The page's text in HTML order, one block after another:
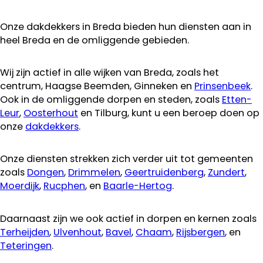
Onze dakdekkers in Breda bieden hun diensten aan in
heel Breda en de omliggende gebieden.
Wij zijn actief in alle wijken van Breda, zoals het
centrum, Haagse Beemden, Ginneken en Prinsenbeek.
Ook in de omliggende dorpen en steden, zoals Etten-
Leur, Oosterhout en Tilburg, kunt u een beroep doen op
onze dakdekkers.
Onze diensten strekken zich verder uit tot gemeenten
zoals Dongen, Drimmelen, Geertruidenberg, Zundert,
Moerdijk, Rucphen, en Baarle-Hertog.
Daarnaast zijn we ook actief in dorpen en kernen zoals
Terheijden, Ulvenhout, Bavel, Chaam, Rijsbergen, en
Teteringen.